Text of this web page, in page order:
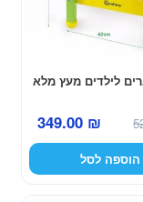
לילדים מעץ מלא
המחיר
המקורי
היה:
349.00 ₪
הוא:
הוספה לסל